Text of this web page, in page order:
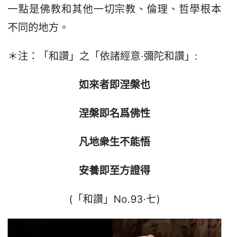
一點是佛教和其他一切宗教、倫理、哲學根本
不同的地方。
＊注：「和讚」之「依諸經意·彌陀和讚」:
如來者即涅槃也
涅槃即名爲佛性
凡地衆生不能悟
安養即至方證得
(「和讚」No.93·七)